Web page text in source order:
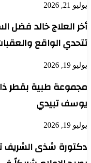
يوليو 21, 2026
أخر العلاج خالد فضل
تتحدي الواقع
يوليو 19, 2026
مجموعة طبية بقطر
يوسف تبيدي
يوليو 19, 2026
دكتورة شذى الشريف